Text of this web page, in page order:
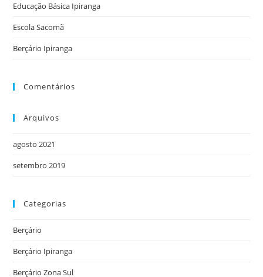
Educação Básica Ipiranga
Escola Sacomã
Berçário Ipiranga
Comentários
Arquivos
agosto 2021
setembro 2019
Categorias
Berçário
Berçário Ipiranga
Berçário Zona Sul